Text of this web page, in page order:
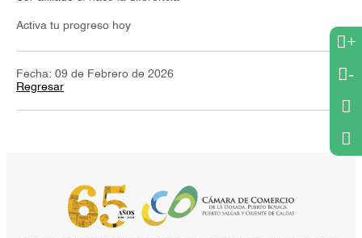
Activa tu progreso hoy
Fecha: 09 de Febrero de 2026
Regresar
+
-